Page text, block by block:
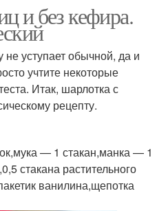
и без кефира.
не уступает обычной, да и
учтите некоторые
Итак, шарлотка с
рецепту.
— 1 стакан,манка — 1
стакана растительного
ванилина,щепотка